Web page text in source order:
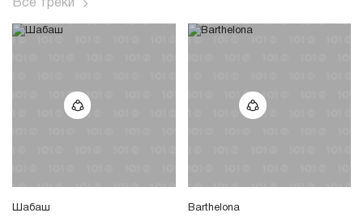
Все треки
Шабаш
Barthelona